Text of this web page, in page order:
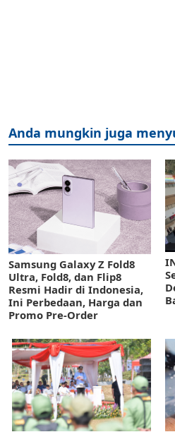
Anda mungkin juga
Samsung Galaxy Z Fold8
Ultra, Fold8, dan Flip8
Resmi Hadir di Indonesia,
Ini Perbedaan, Harga dan
Promo Pre-Order